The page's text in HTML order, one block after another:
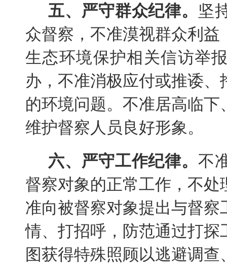
五、严守群众纪律。 坚
众督察，不准漠视群众利
生态环境保护相关信访举
办，不准消极应付或推诿
的环境问题。不准居高临
维护督察人员良好形象。
六、严守工作纪律。 不
督察对象的正常工作，不
准向被督察对象提出与督
情、打招呼，防范通过打
图获得特殊照顾以逃避调